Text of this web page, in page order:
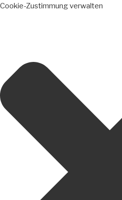
Cookie-Zustimmung verwalten